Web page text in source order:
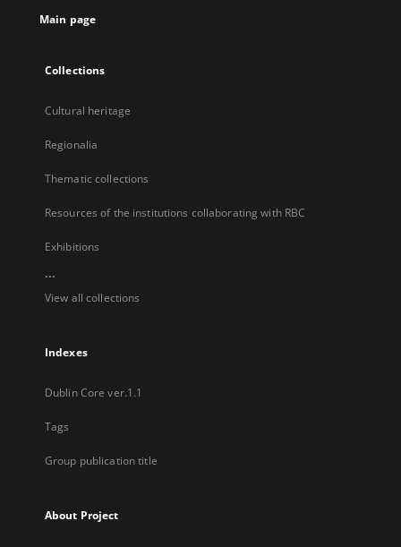
Main page
Collections
Cultural heritage
Regionalia
Thematic collections
Resources of the institutions collaborating with RBC
Exhibitions
...
View all collections
Indexes
Dublin Core ver.1.1
Tags
Group publication title
About Project